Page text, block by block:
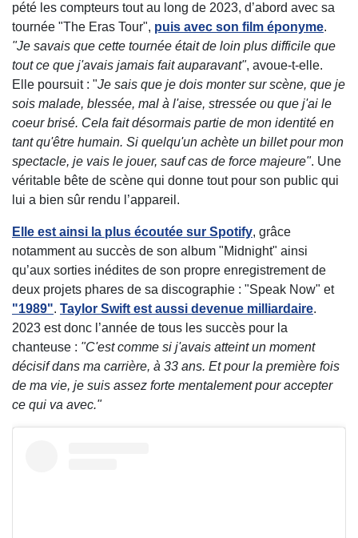
pété les compteurs tout au long de 2023, d’abord avec sa
tournée "The Eras Tour", puis avec son film éponyme.
"Je savais que cette tournée était de loin plus difficile que
tout ce que j'avais jamais fait auparavant", avoue-t-elle.
Elle poursuit : "Je sais que je dois monter sur scène, que je
sois malade, blessée, mal à l'aise, stressée ou que j'ai le
coeur brisé. Cela fait désormais partie de mon identité en
tant qu'être humain. Si quelqu'un achète un billet pour mon
spectacle, je vais le jouer, sauf cas de force majeure". Une
véritable bête de scène qui donne tout pour son public qui
lui a bien sûr rendu l’appareil.
Elle est ainsi la plus écoutée sur Spotify, grâce
notamment au succès de son album "Midnight" ainsi
qu’aux sorties inédites de son propre enregistrement de
deux projets phares de sa discographie : "Speak Now" et
"1989". Taylor Swift est aussi devenue milliardaire.
2023 est donc l’année de tous les succès pour la
chanteuse : "C'est comme si j'avais atteint un moment
décisif dans ma carrière, à 33 ans. Et pour la première fois
de ma vie, je suis assez forte mentalement pour accepter
ce qui va avec."